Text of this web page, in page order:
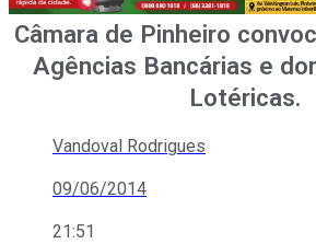
Câmara de Pinheiro
Agências Bancárias e
Lotéricas.
Vandoval Rodrigues
09/06/2014
21:51